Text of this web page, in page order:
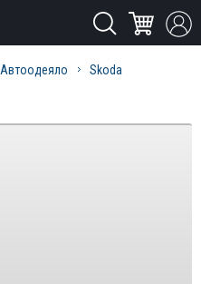
Автоодеяло Skoda